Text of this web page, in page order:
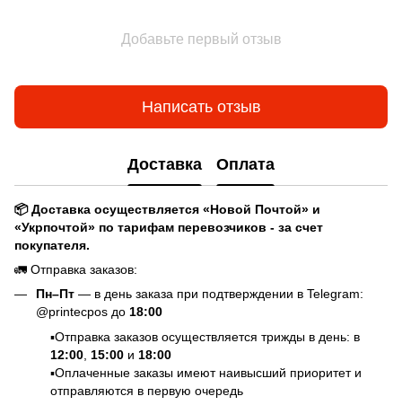
Добавьте первый отзыв
Написать отзыв
Доставка Оплата
📦 Доставка осуществляется «Новой Почтой» и
«Укрпочтой» по тарифам перевозчиков - за счет
покупателя.
🚛 Отправка заказов:
Пн–Пт — в день заказа при подтверждении в Telegram:
@printecpos до 18:00
▪️Отправка заказов осуществляется трижды в день: в
12:00, 15:00 и 18:00
▪️Оплаченные заказы имеют наивысший приоритет и
отправляются в первую очередь